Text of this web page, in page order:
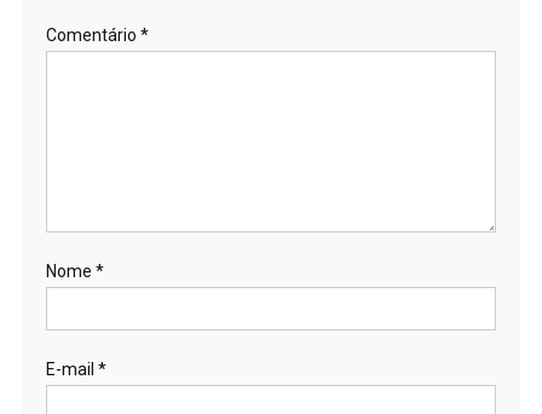
Comentário *
Nome *
E-mail *